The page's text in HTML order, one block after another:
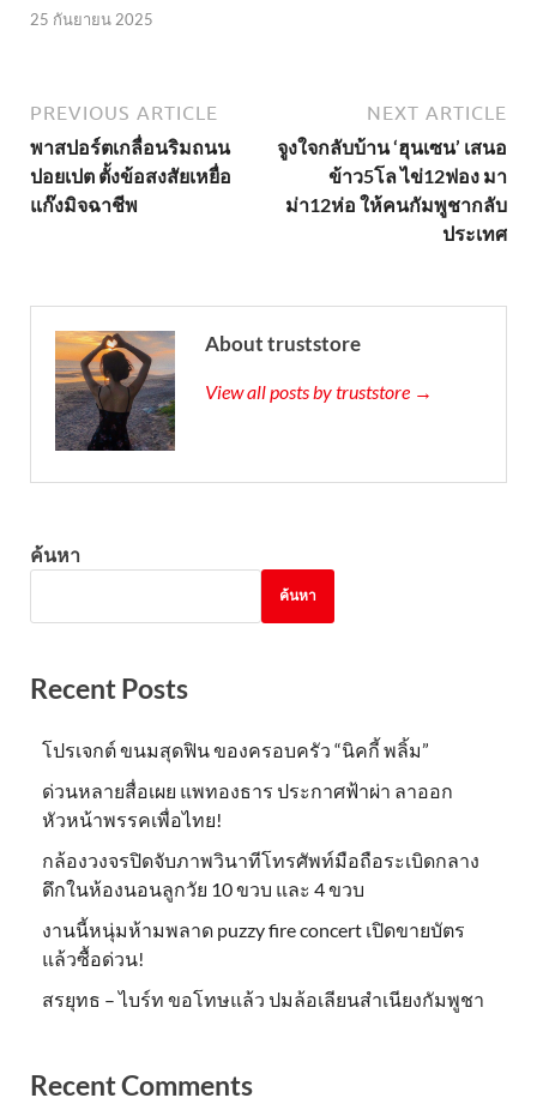
25 กันยายน 2025
PREVIOUS ARTICLE
พาสปอร์ตเกลื่อนริมถนน
ปอยเปต ตั้งข้อสงสัยเหยื่อ
แก๊งมิจฉาชีพ
NEXT ARTICLE
จูงใจกลับบ้าน ‘ฮุนเซน’ เสนอ
ข้าว5โล ไข่12ฟอง มา
ม่า12ห่อ ให้คนกัมพูชากลับ
ประเทศ
About truststore
View all posts by truststore →
ค้นหา
ค้นหา
Recent Posts
โปรเจกต์ ขนมสุดฟิน ของครอบครัว “นิคกี้ พลิ้ม”
ด่วนหลายสื่อเผย แพทองธาร ประกาศฟ้าผ่า ลาออก
หัวหน้าพรรคเพื่อไทย!
กล้องวงจรปิดจับภาพวินาทีโทรศัพท์มือถือระเบิดกลาง
ดึกในห้องนอนลูกวัย 10 ขวบ และ 4 ขวบ
งานนี้หนุ่มห้ามพลาด puzzy fire concert เปิดขายบัตร
แล้วซื้อด่วน!
สรยุทธ – ไบร์ท ขอโทษแล้ว ปมล้อเลียนสำเนียงกัมพูชา
Recent Comments